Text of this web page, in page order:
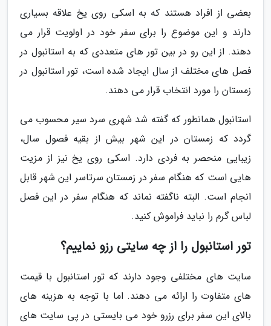
بعضی از افراد هستند که به اسکی روی یخ علاقه بسیاری
دارند و این موضوع را برای سفر خود در اولویت قرار می
دهند. از این رو در بین تور های متعددی که به استانبول در
فصل های مختلف از سال ایجاد شده است، تور استانبول در
زمستان را مورد انتخاب قرار می دهند.
استانبول همانطور که گفته شد شهری سرد سیر محسوب می
گردد که زمستان در این شهر بیش از بقیه فصول سال،
زیبایی منحصر به فردی دارد. اسکی روی یخ نیز از مزیت
هایی است که هنگام سفر در زمستان سرتاسر این شهر قابل
انجام است. البته ناگفته نماند که هنگام سفر در این فصل
لباس گرم را نباید فراموش کنید.
تور استانبول را از چه سایتی رزو نماییم؟
سایت های مختلفی وجود دارند که تور استانبول با قیمت
های متفاوت را ارائه می دهند. اما با توجه به هزینه های
بالای این سفر برای رزرو خود می بایستی در پی سایت های